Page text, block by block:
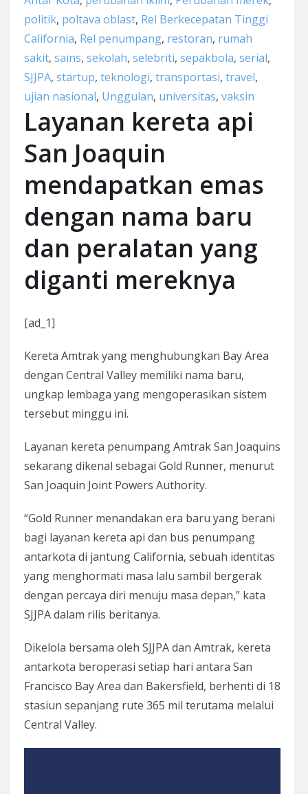
politik, poltava oblast, Rel Berkecepatan Tinggi
California, Rel penumpang, restoran, rumah
sakit, sains, sekolah, selebriti, sepakbola, serial,
SJJPA, startup, teknologi, transportasi, travel,
ujian nasional, Unggulan, universitas, vaksin
Layanan kereta api
San Joaquin
mendapatkan emas
dengan nama baru
dan peralatan yang
diganti mereknya
[ad_1]
Kereta Amtrak yang menghubungkan Bay Area
dengan Central Valley memiliki nama baru,
ungkap lembaga yang mengoperasikan sistem
tersebut minggu ini.
Layanan kereta penumpang Amtrak San Joaquins
sekarang dikenal sebagai Gold Runner, menurut
San Joaquin Joint Powers Authority.
“Gold Runner menandakan era baru yang berani
bagi layanan kereta api dan bus penumpang
antarkota di jantung California, sebuah identitas
yang menghormati masa lalu sambil bergerak
dengan percaya diri menuju masa depan,” kata
SJJPA dalam rilis beritanya.
Dikelola bersama oleh SJJPA dan Amtrak, kereta
antarkota beroperasi setiap hari antara San
Francisco Bay Area dan Bakersfield, berhenti di 18
stasiun sepanjang rute 365 mil terutama melalui
Central Valley.